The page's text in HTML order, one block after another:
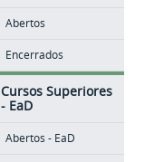
Abertos
Encerrados
Cursos Superiores
- EaD
Abertos - EaD